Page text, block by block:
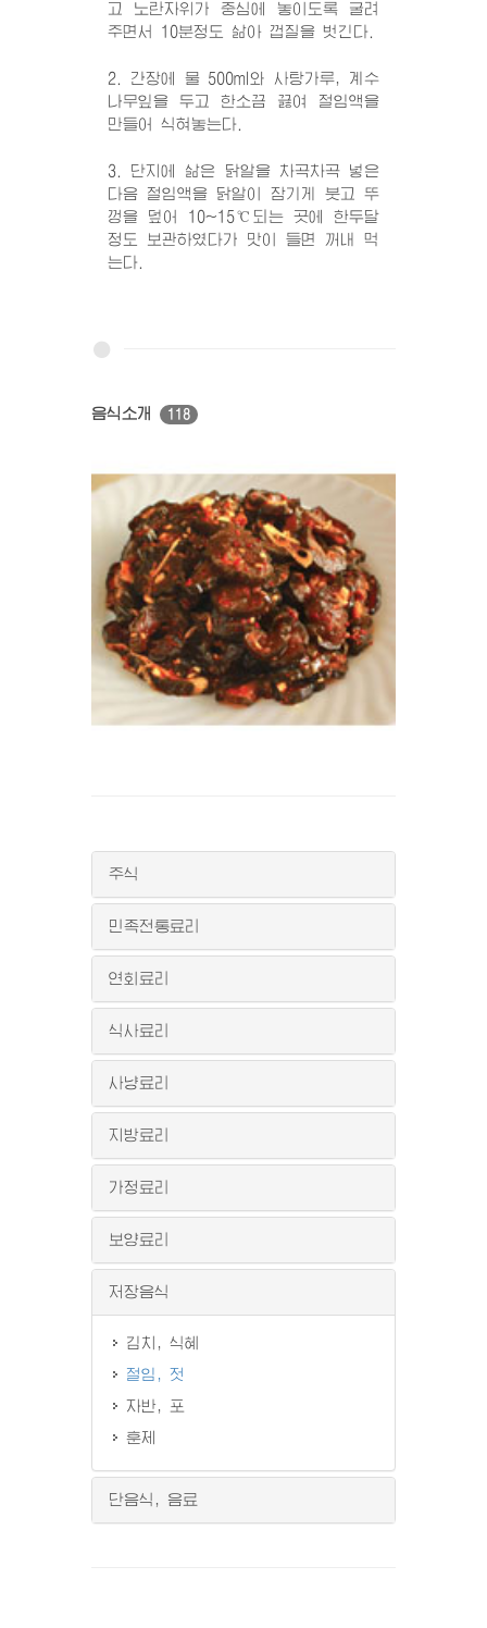
고 노란자위가 중심에 놓이도록 굴려
주면서 10분정도 삶아 껍질을 벗긴다.
2. 간장에 물 500ml와 사탕가루, 계수
나무잎을 두고 한소끔 끓여 절임액을
만들어 식혀놓는다.
3. 단지에 삶은 닭알을 차곡차곡 넣은
다음 절임액을 닭알이 잠기게 붓고 뚜
껑을 덮어 10~15℃되는 곳에 한두달
정도 보관하였다가 맛이 들면 꺼내 먹
는다.
음식소개 118
주식
민족전통료리
연회료리
식사료리
사냥료리
지방료리
가정료리
보양료리
저장음식
김치, 식혜
절임, 젓
자반, 포
훈제
단음식, 음료